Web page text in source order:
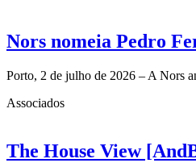
Nors nomeia Pedro
Porto, 2 de julho de 2026 – A Nors
Associados
The House View